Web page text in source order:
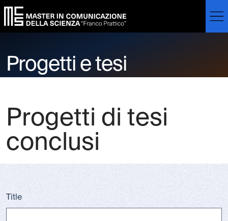
Progetti e tesi
Progetti di tesi
conclusi
Title